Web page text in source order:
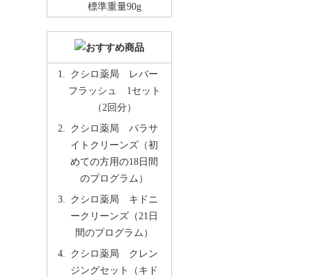
標準重量90g
クシロ薬局 レバー
フラッシュ 1セット
（2回分）
クシロ薬局 パラサ
イトクリーンズ（初
めての方用の18日間
のプログラム）
クシロ薬局 キドニ
ークリーンズ（21日
間のプログラム）
クシロ薬局 クレン
ジングセット（キド